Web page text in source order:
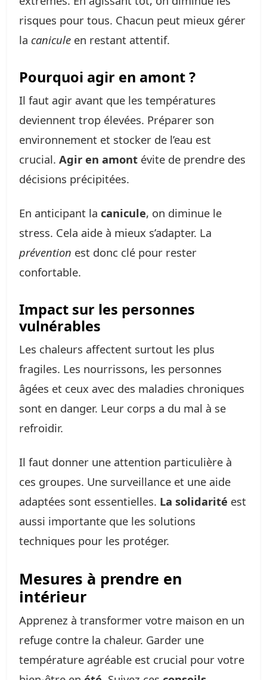
risques pour tous. Chacun peut mieux gérer
la canicule en restant attentif.
Pourquoi agir en amont ?
Il faut agir avant que les températures
deviennent trop élevées. Préparer son
environnement et stocker de l’eau est
crucial. Agir en amont évite de prendre des
décisions précipitées.
En anticipant la canicule, on diminue le
stress. Cela aide à mieux s’adapter. La
prévention est donc clé pour rester
confortable.
Impact sur les personnes
vulnérables
Les chaleurs affectent surtout les plus
fragiles. Les nourrissons, les personnes
âgées et ceux avec des maladies chroniques
sont en danger. Leur corps a du mal à se
refroidir.
Il faut donner une attention particulière à
ces groupes. Une surveillance et une aide
adaptées sont essentielles. La solidarité est
aussi importante que les solutions
techniques pour les protéger.
Mesures à prendre en
intérieur
Apprenez à transformer votre maison en un
refuge contre la chaleur. Garder une
température agréable est crucial pour votre